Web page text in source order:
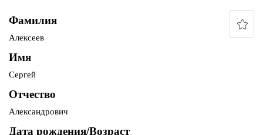
Фамилия
Алексеев
Имя
Сергей
Отчество
Александрович
Дата рождения/Возраст